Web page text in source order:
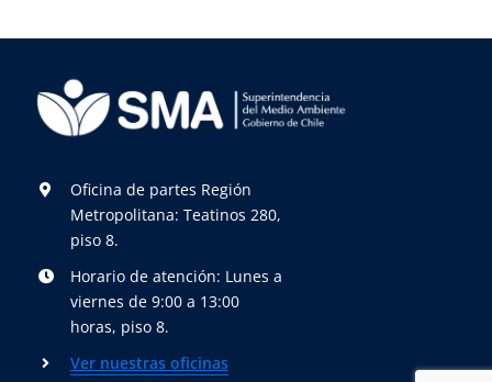
Oficina de partes Región
Metropolitana: Teatinos 280,
piso 8.
Horario de atención: Lunes a
viernes de 9:00 a 13:00
horas, piso 8.
Ver nuestras oficinas